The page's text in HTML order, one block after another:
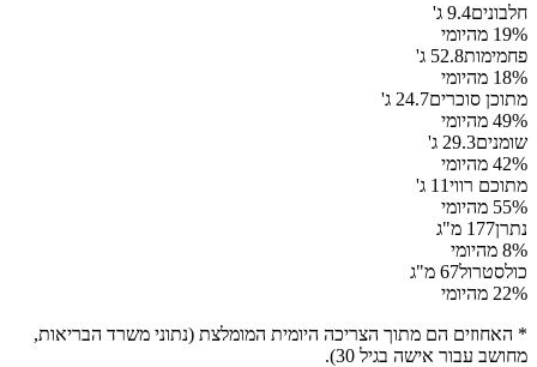
חלבונים9.4 ג'
19% מהיומי
פחמימות52.8 ג'
18% מהיומי
מתוכן סוכרים24.7 ג'
49% מהיומי
שומנים29.3 ג'
42% מהיומי
מתוכם רווי11 ג'
55% מהיומי
נתרן177 מ"ג
8% מהיומי
כולסטרול67 מ"ג
22% מהיומי
* האחוזים הם מתוך הצריכה היומית המומלצת (נתוני משרד הבריאות,
מחושב עבור אישה בגיל 30).